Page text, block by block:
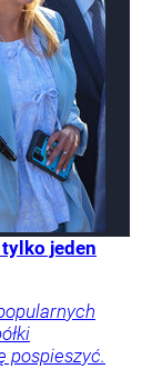
jeden
pospieszyć.